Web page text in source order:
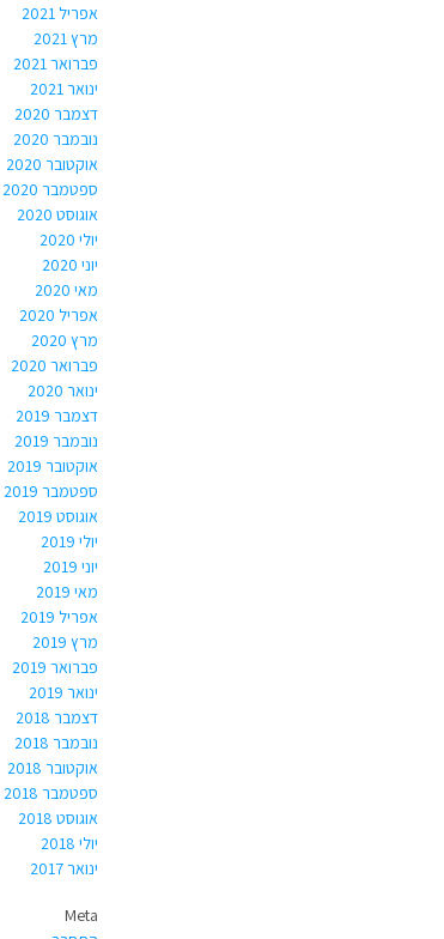
אפריל 2021
מרץ 2021
פברואר 2021
ינואר 2021
דצמבר 2020
נובמבר 2020
אוקטובר 2020
ספטמבר 2020
אוגוסט 2020
יולי 2020
יוני 2020
מאי 2020
אפריל 2020
מרץ 2020
פברואר 2020
ינואר 2020
דצמבר 2019
נובמבר 2019
אוקטובר 2019
ספטמבר 2019
אוגוסט 2019
יולי 2019
יוני 2019
מאי 2019
אפריל 2019
מרץ 2019
פברואר 2019
ינואר 2019
דצמבר 2018
נובמבר 2018
אוקטובר 2018
ספטמבר 2018
אוגוסט 2018
יולי 2018
ינואר 2017
Meta